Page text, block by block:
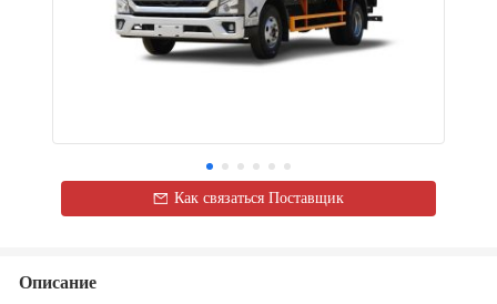
Как связаться Поставщик
Описание